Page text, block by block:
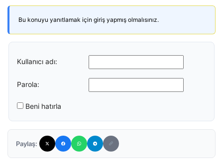
Bu konuyu yanıtlamak için giriş yapmış olmalısınız.
Kullanıcı adı:
Parola:
Beni hatırla
Paylaş: